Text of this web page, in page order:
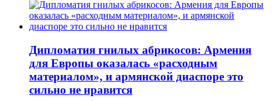
Дипломатия гнилых абрикосов: Армения
для Европы оказалась «расходным
материалом», и армянской диаспоре это
сильно не нравится